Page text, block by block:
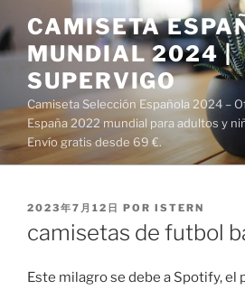
al
contenido
CAMISETA
MUNDIAL 2024 |
SUPERVIGO
Camiseta Selección Española 2024 –
España 2022 mundial para adultos y
Envío gratis desde 69 €.
PUBLICADO
2023年7月12日 POR ISTERN
camisetas de futbol
Este milagro se debe a Spotify, el